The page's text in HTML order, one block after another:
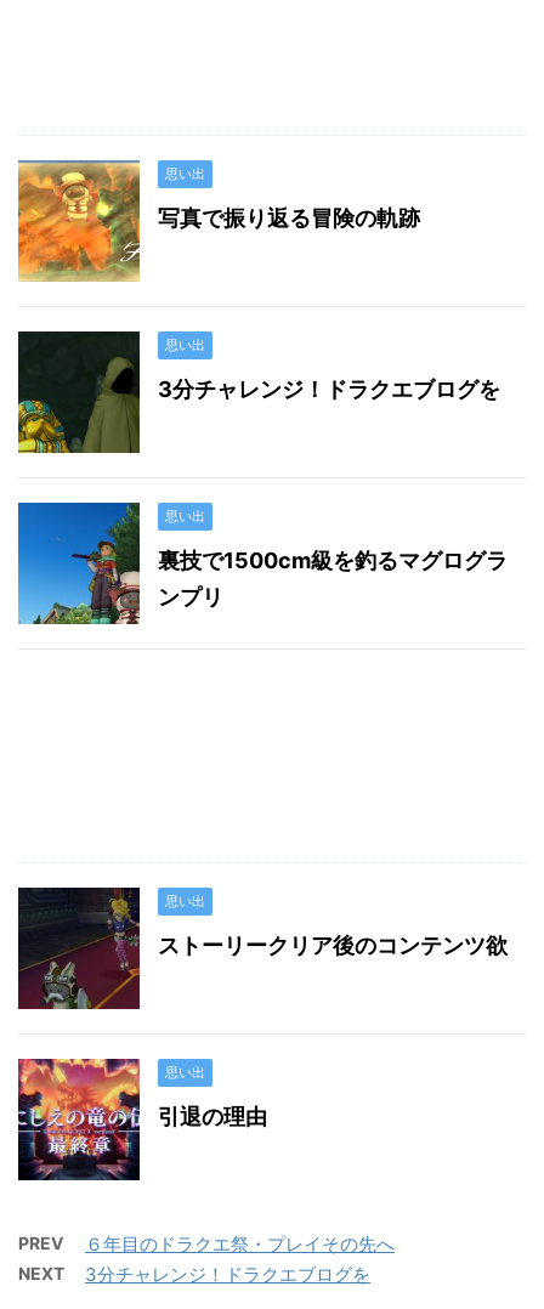
思い出
写真で振り返る冒険の軌跡
思い出
3分チャレンジ！ドラクエブログを
思い出
裏技で1500cm級を釣るマグログラ
ンプリ
思い出
ストーリークリア後のコンテンツ欲
思い出
引退の理由
PREV ６年目のドラクエ祭・プレイその先へ
NEXT 3分チャレンジ！ドラクエブログを